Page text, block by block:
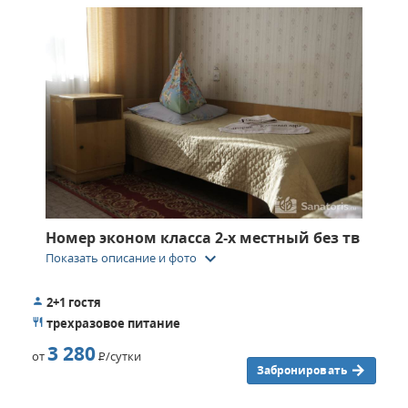
поправить здоровье. Здравница также принимает
желающих получить курс оздоровления со всех уголков
Номер эконом класса 2‑х местный без тв
Показать описание и фото keyboard_arrow_down
2+1 гостя
трехразовое питание
от3 280Р/сутки
Забронировать